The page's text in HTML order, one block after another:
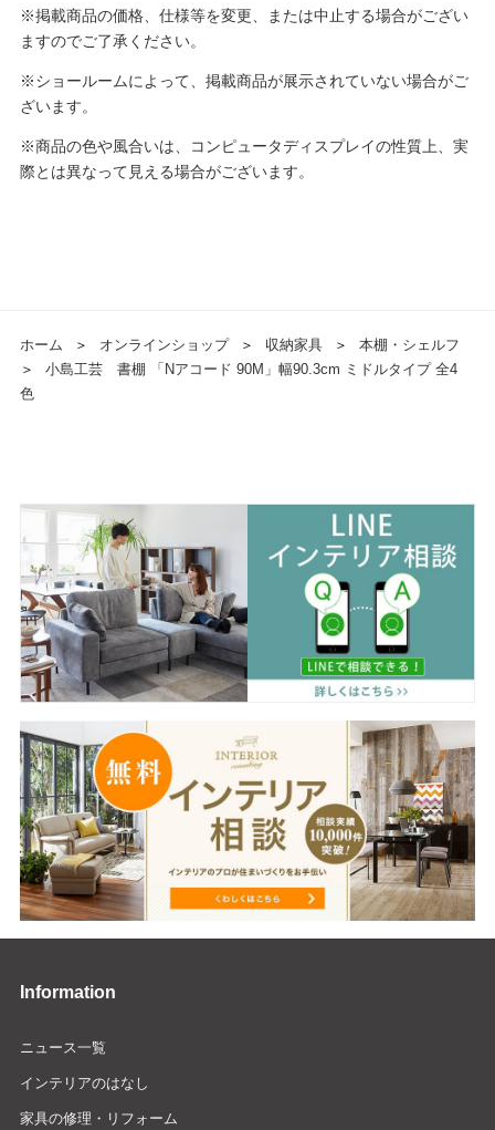
※掲載商品の価格、仕様等を変更、または中止する場合がござい
ますのでご了承ください。
※ショールームによって、掲載商品が展示されていない場合がご
ざいます。
※商品の色や風合いは、コンピュータディスプレイの性質上、実
際とは異なって見える場合がございます。
ホーム ＞ オンラインショップ ＞ 収納家具 ＞
本棚・シェルフ
＞
小島工芸 書棚 「Nアコード 90M」幅90.3cm ミドルタイプ 全4
色
Information
ニュース一覧
インテリアのはなし
家具の修理・リフォーム